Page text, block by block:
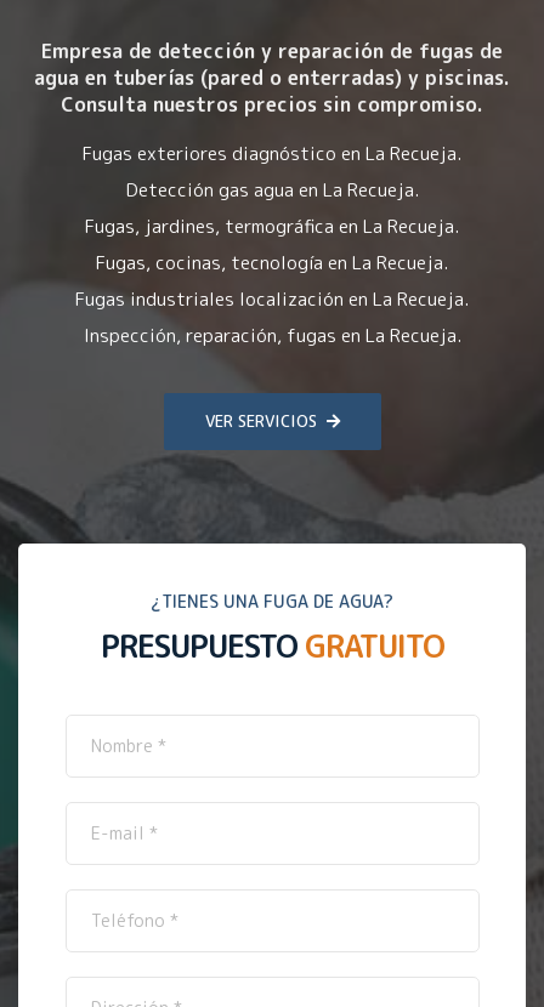
Empresa de detección y reparación de fugas de
agua en tuberías (pared o enterradas) y piscinas.
Consulta nuestros precios sin compromiso.
Fugas exteriores diagnóstico en La Recueja.
Detección gas agua en La Recueja.
Fugas, jardines, termográfica en La Recueja.
Fugas, cocinas, tecnología en La Recueja.
Fugas industriales localización en La Recueja.
Inspección, reparación, fugas en La Recueja.
VER SERVICIOS
¿TIENES UNA FUGA DE AGUA?
PRESUPUESTO GRATUITO